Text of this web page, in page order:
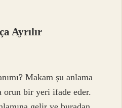
Ayrılır
Makam şu anlama
bir yeri ifade eder.